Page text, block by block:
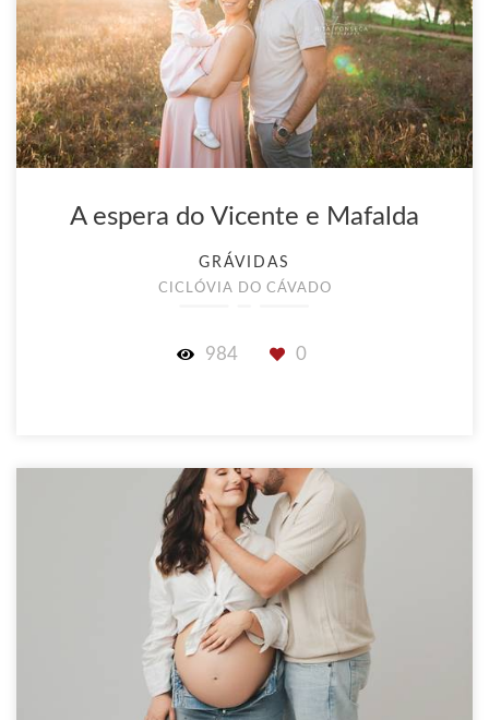
A espera do Vicente e Mafalda
GRÁVIDAS
CICLÓVIA DO CÁVADO
984 0